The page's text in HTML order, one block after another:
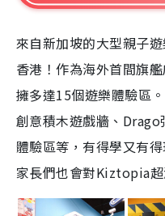
來自新加坡的大型親子
香港！作為海外首間旗
擁多達15個遊樂體驗區
創意積木遊戲牆、 Drago
體驗區等，有得學又有
家長們也會對Kiztopia